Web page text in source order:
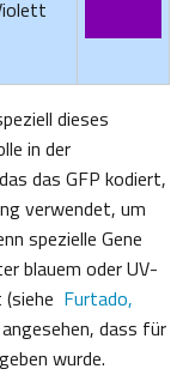
dieses
in der
das GFP kodiert,
verwendet, um
spezielle Gene
blauem oder UV-
Furtado,
dass für
wurde.